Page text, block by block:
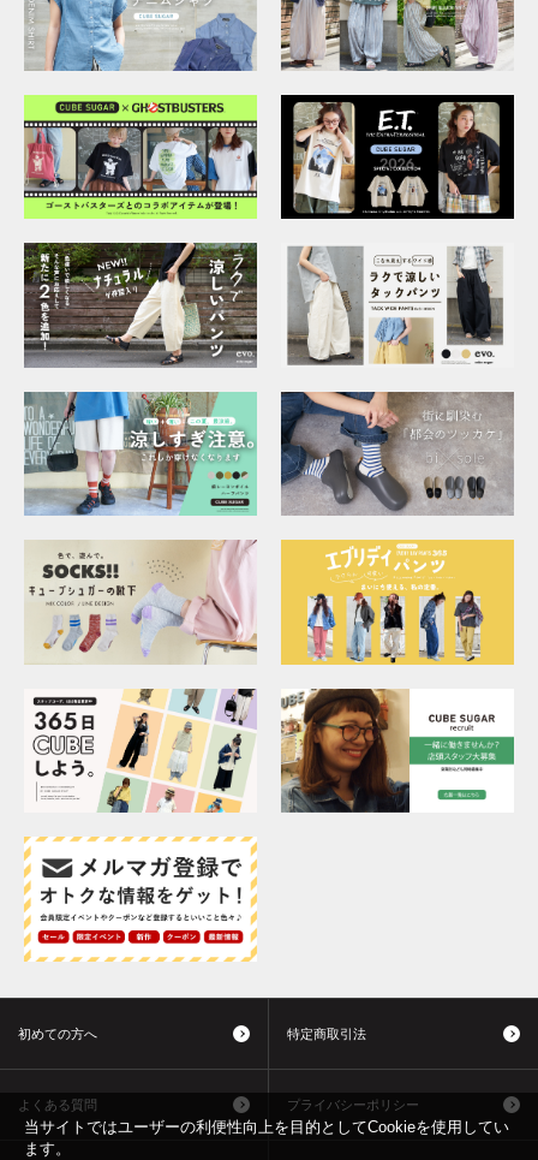
初めての方へ 特定商取引法
よくある質問 プライバシーポリシー
当サイトではユーザーの利便性向上を目的としてCookieを使用してい
ます。